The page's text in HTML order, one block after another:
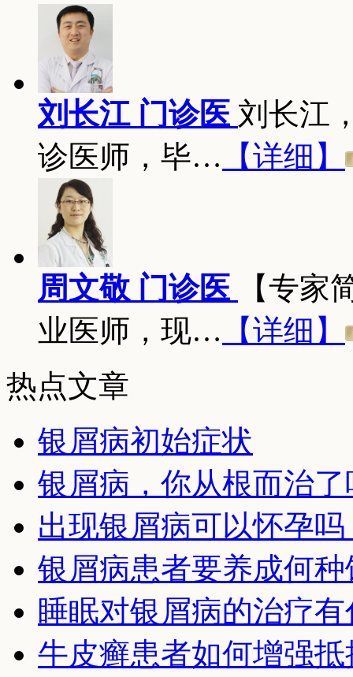
刘长江 门诊医 刘长江
诊医师，毕… 【详细】
周文敬 门诊医
【专家
业医师，现… 【详细】
热点文章
银屑病初始症状
银屑病，你从根而治了
出现银屑病可以怀孕吗
银屑病患者要养成何
睡眠对银屑病的治疗
牛皮癣患者如何增强抵